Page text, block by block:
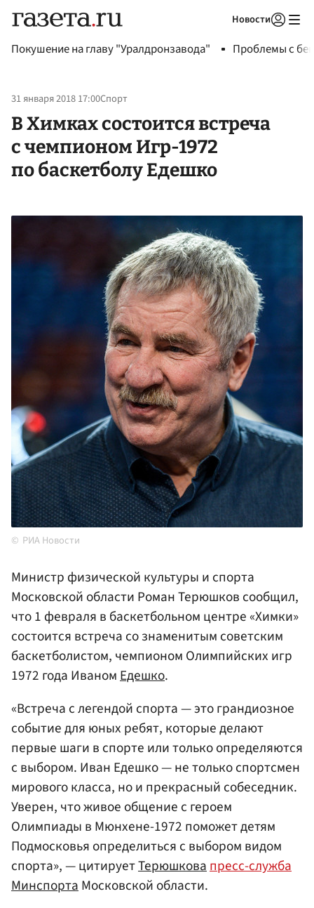
Новости
Покушение на главу "Уралдронзавода" Проблемы с
31 января 2018 17:00Спорт
В Химках состоится встреча
с чемпионом Игр-1972
по баскетболу Едешко
РИА Новости
Министр физической культуры и спорта
Московской области Роман Терюшков сообщил,
что 1 февраля в баскетбольном центре «Химки»
состоится встреча со знаменитым советским
баскетболистом, чемпионом Олимпийских игр
1972 года ИваномЕдешко.
«Встреча с легендой спорта — это грандиозное
событие для юных ребят, которые делают
первые шаги в спорте или только определяются
с выбором. Иван Едешко — не только спортсмен
мирового класса, но и прекрасный собеседник.
Уверен, что живое общение с героем
Олимпиады в Мюнхене-1972 поможет детям
Подмосковья определиться с выбором видом
спорта», — цитируетТерюшковапресс-служба
МинспортаМосковской области.